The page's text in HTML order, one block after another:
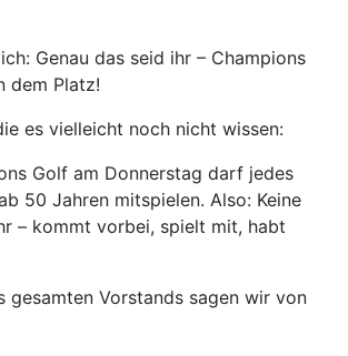
Genau das seid ihr – Champions
dem Platz!
es vielleicht noch nicht wissen:
Golf am Donnerstag darf jedes
50 Jahren mitspielen. Also: Keine
– kommt vorbei, spielt mit, habt
gesamten Vorstands sagen wir von